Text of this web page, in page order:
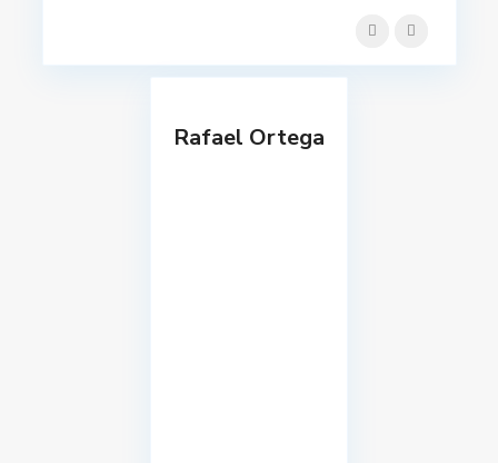
Rafael Ortega